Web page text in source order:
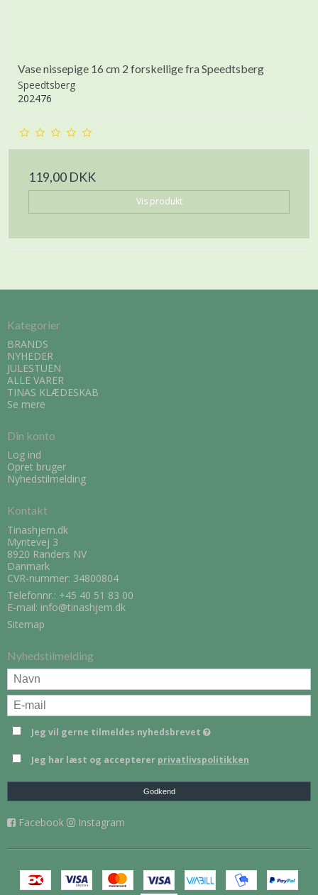
Vase nissepige 16 cm 2 forskellige fra Speedtsberg
Speedtsberg
202476
119,00 DKK
Vis produkt
Kategorier
BRANDS
NYHEDER
JULESTUEN
ALLE VARER
TINAS KLÆDESKAB
Se mere
Din konto
Log ind
Opret bruger
Nyhedstilmelding
Kontakt
Tinashjem.dk
Myntevej 3
8920 Randers NV
Danmark
CVR-nummer: 34800804
Telefonnr.: +45 40 51 83 00
E-mail: info@tinashjem.dk
Sitemap
Nyhedstilmelding
Jeg vil gerne tilmeldes nyhedsbrevet
Jeg har læst og accepterer privatlivspolitikken
Godkend
Facebook Instagram